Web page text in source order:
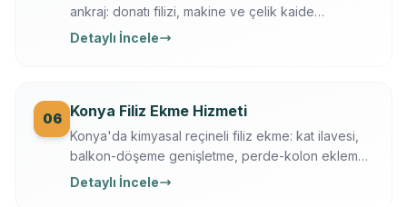
ankraj: donatı filizi, makine ve çelik kaide
sabitleme. Ücretsiz keşif, çekme testi, yazılı
Detaylı İncele
06 Konya Filiz Ekme Hizmeti
Konya'da kimyasal reçineli filiz ekme: kat ilavesi,
balkon-döşeme genişletme, perde-kolon ekleme.
Ferroscan kontrollü, çekme testli, yazılı garanti.
Detaylı İncele